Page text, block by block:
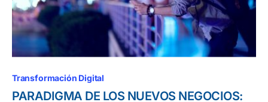
Transformación Digital
PARADIGMA DE LOS NUEVOS NEGOCIOS: